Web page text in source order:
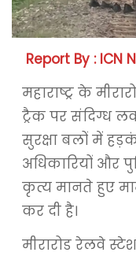
Report By : ICN
महाराष्ट्र के
ट्रैक पर संदिग्ध
सुरक्षा बलों में
अधिकारियों और
कृत्य मानते हुए
कर दी है।
मीरारोड रेलवे